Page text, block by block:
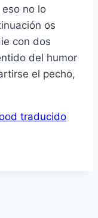
no lo
os
con dos
del humor
el pecho,
traducido